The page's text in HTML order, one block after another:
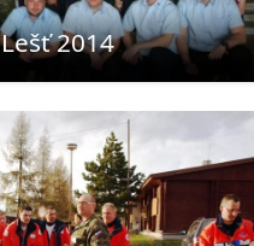
Lešť 2014